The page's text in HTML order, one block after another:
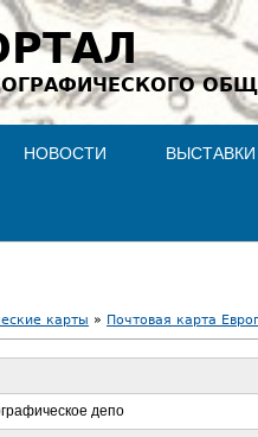
НОВОСТИ ВЫСТАВКИ
карты » Почтовая карта
депо